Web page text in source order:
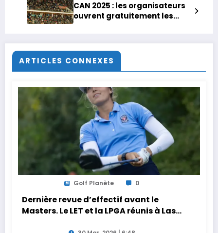
CAN 2025 : les organisateurs
ouvrent gratuitement les
stade
ARTICLES CONNEXES
Golf Planète 0
Dernière revue d’effectif avant le
Masters. Le LET et la LPGA réunis à Las
Vegas au programme de la semaine